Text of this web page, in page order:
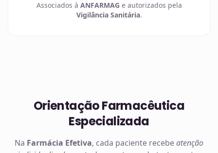
Associados à ANFARMAG e autorizados pela
Vigilância Sanitária.
Orientação Farmacêutica
Especializada
Na Farmácia Efetiva, cada paciente recebeatenção